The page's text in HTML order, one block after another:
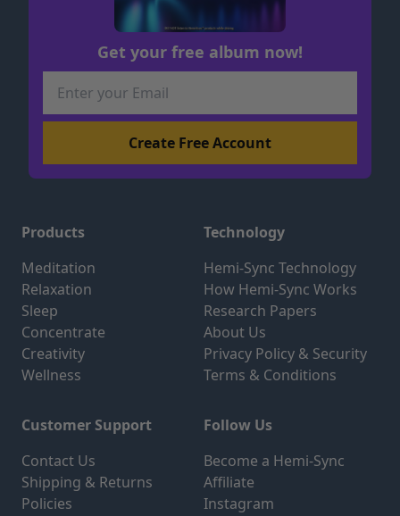
Get your free album now!
Products
Meditation
Relaxation
Sleep
Concentrate
Creativity
Wellness
Technology
Hemi-Sync Technology
How Hemi-Sync Works
Research Papers
About Us
Privacy Policy & Security
Terms & Conditions
Customer Support
Contact Us
Shipping & Returns
Policies
Follow Us
Become a Hemi-Sync
Affiliate
Instagram